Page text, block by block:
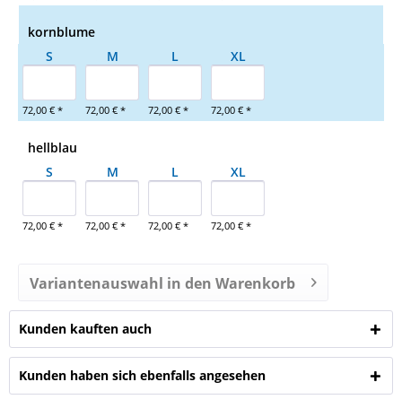
kornblume
S
72,00 € *
M
72,00 € *
L
72,00 € *
XL
72,00 € *
hellblau
S
72,00 € *
M
72,00 € *
L
72,00 € *
XL
72,00 € *
Variantenauswahl in den Warenkorb
Kunden kauften auch
Kunden haben sich ebenfalls angesehen